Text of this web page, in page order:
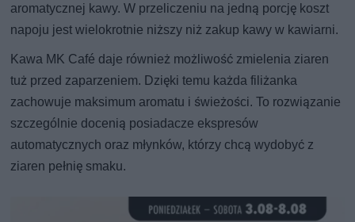
aromatycznej kawy. W przeliczeniu na jedną porcję koszt
napoju jest wielokrotnie niższy niż zakup kawy w kawiarni.
Kawa MK Café daje również możliwość zmielenia ziaren
tuż przed zaparzeniem. Dzięki temu każda filiżanka
zachowuje maksimum aromatu i świeżości. To rozwiązanie
szczególnie docenią posiadacze ekspresów
automatycznych oraz młynków, którzy chcą wydobyć z
ziaren pełnię smaku.